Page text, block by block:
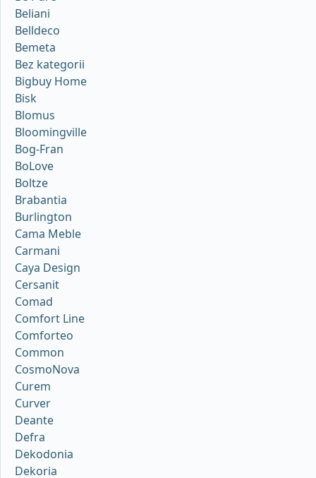
Beliani
Belldeco
Bemeta
Bez kategorii
Bigbuy Home
Bisk
Blomus
Bloomingville
Bog-Fran
BoLove
Boltze
Brabantia
Burlington
Cama Meble
Carmani
Caya Design
Cersanit
Comad
Comfort Line
Comforteo
Common
CosmoNova
Curem
Curver
Deante
Defra
Dekodonia
Dekoria